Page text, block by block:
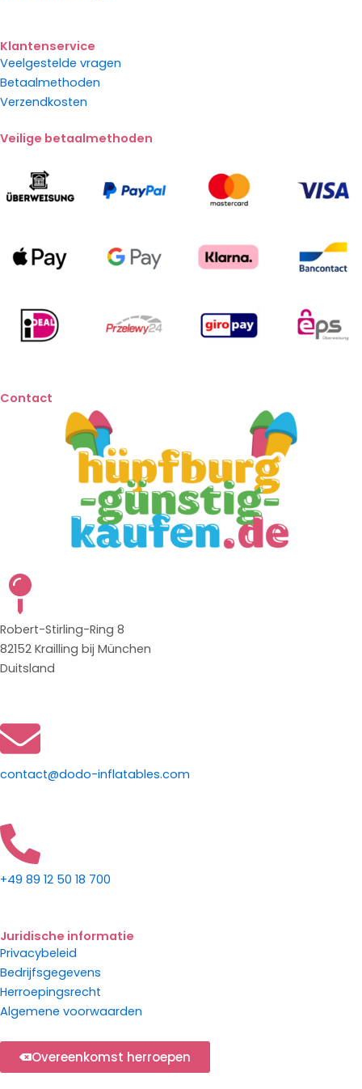
Klantenservice
Veelgestelde vragen
Betaalmethoden
Verzendkosten
Veilige betaalmethoden
Contact
Robert-Stirling-Ring 8
82152 Krailling bij München
Duitsland
contact@dodo-inflatables.com
+49 89 12 50 18 700
Juridische informatie
Privacybeleid
Bedrijfsgegevens
Herroepingsrecht
Algemene voorwaarden
Overeenkomst herroepen